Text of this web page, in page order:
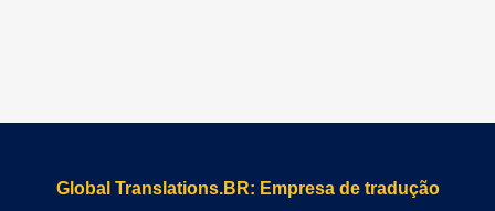
Global Translations.BR: Empresa de tradução